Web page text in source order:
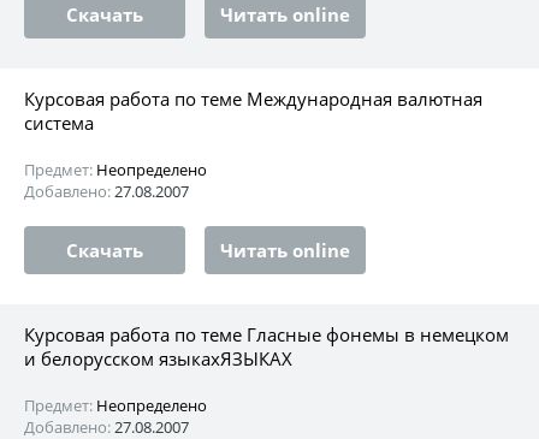
Скачать Читать online
Курсовая работа по теме Международная валютная
система
Предмет: Неопределено
Добавлено:27.08.2007
Скачать Читать online
Курсовая работа по теме Гласные фонемы в немецком
и белорусском языкахЯЗЫКАХ
Предмет: Неопределено
Добавлено:27.08.2007